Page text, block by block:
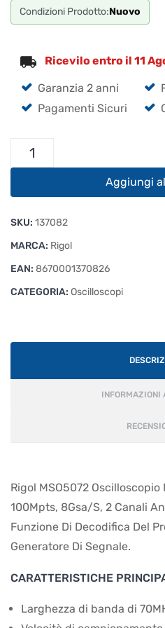
Condizioni Prodotto:Nuovo
Ricevilo entro il 11
Garanzia 2 anni
Pagamenti Sicuri
Rigol
Mixed
70MHz
quantità
Aggiungi
SKU: 137082
MARCA: Rigol
EAN: 8670001370826
CATEGORIA: Oscilloscopi
INFORMAZIONI
Rigol MSO5072
100Mpts, 8Gsa/S, 2 Canali
Funzione Di Decodifica Del
Generatore Di Segnale.
CARATTERISTICHE
Larghezza di banda di